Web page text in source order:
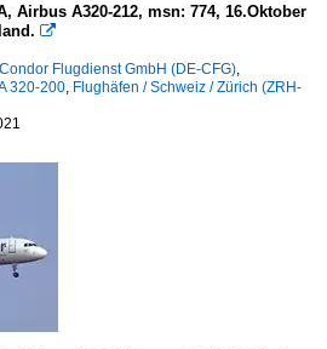
Airbus A320-212, msn: 774, 16.Oktober

Flugdienst GmbH (DE-CFG),
320-200, Flughäfen / Schweiz / Zürich (ZRH-